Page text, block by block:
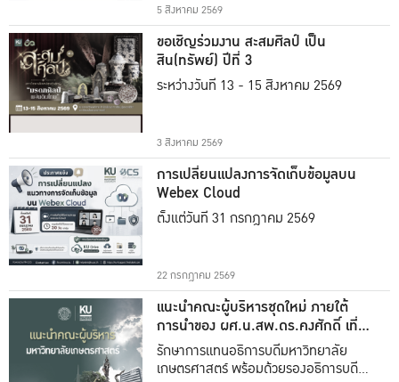
5 สิงหาคม 2569
ขอเชิญร่วมงาน สะสมศิลป์ เป็น
สิน(ทรัพย์) ปีที่ 3
ระหว่างวันที่ 13 - 15 สิงหาคม 2569
3 สิงหาคม 2569
การเปลี่ยนแปลงการจัดเก็บข้อมูลบน
Webex Cloud
ตั้งแต่วันที่ 31 กรกฎาคม 2569
22 กรกฎาคม 2569
แนะนำคณะผู้บริหารชุดใหม่ ภายใต้
การนำของ ผศ.น.สพ.ดร.คงศักดิ์ เที่ยง
ธรรม
รักษาการแทนอธิการบดีมหาวิทยาลัย
เกษตรศาสตร์ พร้อมด้วยรองอธิการบดีทั้ง